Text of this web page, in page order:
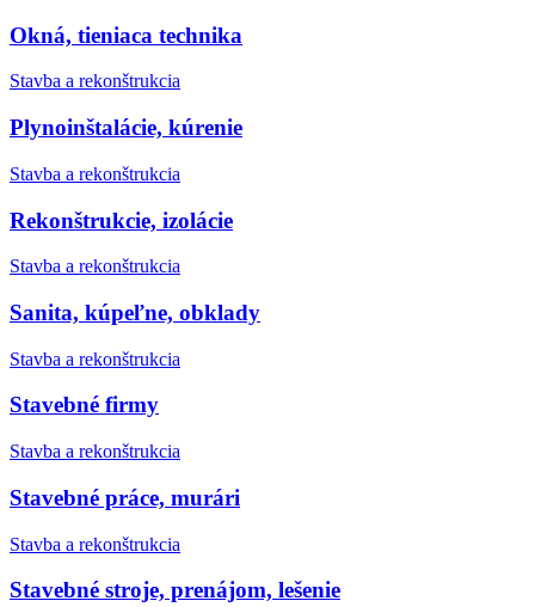
Okná, tieniaca technika
Stavba a rekonštrukcia
Plynoinštalácie, kúrenie
Stavba a rekonštrukcia
Rekonštrukcie, izolácie
Stavba a rekonštrukcia
Sanita, kúpeľne, obklady
Stavba a rekonštrukcia
Stavebné firmy
Stavba a rekonštrukcia
Stavebné práce, murári
Stavba a rekonštrukcia
Stavebné stroje, prenájom, lešenie